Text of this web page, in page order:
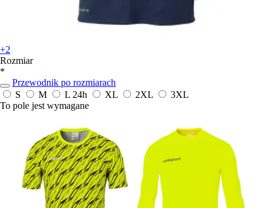
+2
Rozmiar
*
Przewodnik po rozmiarach
S
M L 24h XL 2XL
3XL
To pole jest wymagane